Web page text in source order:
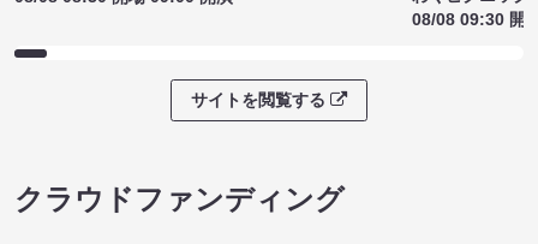
08/08 09:30 開
サイトを閲覧する
クラウドファンディング